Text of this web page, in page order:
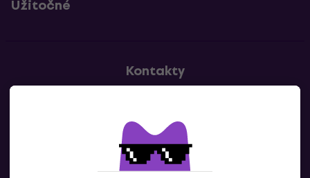
Užitočné
Kontakty